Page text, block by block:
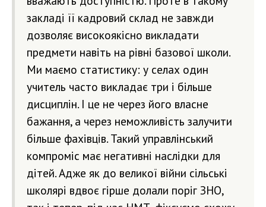
закладі її кадровий склад не завжди
дозволяє високоякісно викладати
предмети навіть на рівні базової школи.
Ми маємо статистику: у селах один
учитель часто викладає три і більше
дисциплін. І це не через його власне
бажання, а через неможливість залучити
більше фахівців. Такий управлінський
компроміс має негативні наслідки для
дітей. Адже як до великої війни сільські
школярі вдвоє гірше долали поріг ЗНО,